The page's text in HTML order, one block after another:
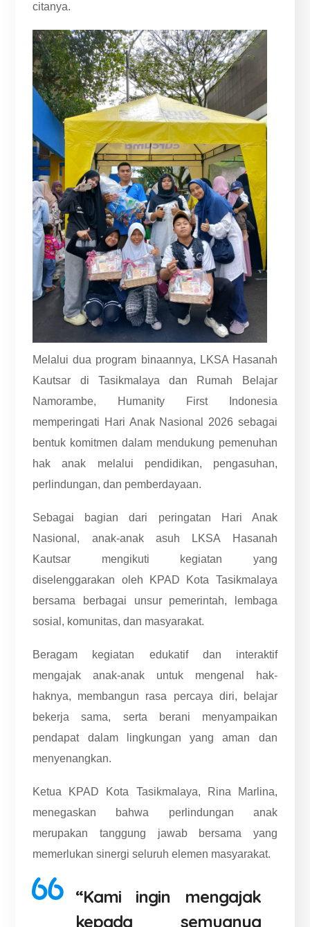
citanya.
Melalui dua program binaannya, LKSA Hasanah
Kautsar di Tasikmalaya dan Rumah Belajar
Namorambe, Humanity First Indonesia
memperingati Hari Anak Nasional 2026 sebagai
bentuk komitmen dalam mendukung pemenuhan
hak anak melalui pendidikan, pengasuhan,
perlindungan, dan pemberdayaan.
Sebagai bagian dari peringatan Hari Anak
Nasional, anak-anak asuh LKSA Hasanah
Kautsar mengikuti kegiatan yang
diselenggarakan oleh KPAD Kota Tasikmalaya
bersama berbagai unsur pemerintah, lembaga
sosial, komunitas, dan masyarakat.
Beragam kegiatan edukatif dan interaktif
mengajak anak-anak untuk mengenal hak-
haknya, membangun rasa percaya diri, belajar
bekerja sama, serta berani menyampaikan
pendapat dalam lingkungan yang aman dan
menyenangkan.
Ketua KPAD Kota Tasikmalaya, Rina Marlina,
menegaskan bahwa perlindungan anak
merupakan tanggung jawab bersama yang
memerlukan sinergi seluruh elemen masyarakat.
“Kami ingin mengajak
kepada semuanya